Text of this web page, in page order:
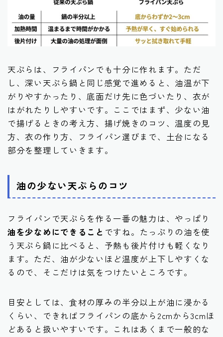
天ぷらは、フライパンでも十分に作れます。ただ
し、深い天ぷら鍋と同じ感覚で進めると、油温が下
がりやすかったり、底面だけ先に色づいたり、衣が
はがれたりしやすいです。ここではまず、少ない油
で揚げるときの考え方、揚げ焼きのコツ、温度の見
方、衣の作り方、フライパン選びまで、土台になる
部分を整理していきます。
油の少ない天ぷらのコツ
フライパンで天ぷらを作る一番の魅力は、やっぱり
油を少なめにできること ですね。たっぷりの油を使
う天ぷら鍋に比べると、予熱も後片付けも軽くなり
ます。ただ、油が少ないほど温度が上下しやすくな
るので、そこだけは気をつけたいところです。
目安としては、食材の厚みの半分以上が油に浸かる
くらい、できればフライパンの底から2cmから3cmほ
どあると扱いやすいです。これはあくまで一般的な